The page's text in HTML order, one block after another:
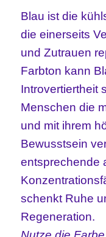
Blau ist die
die einerseits
und Zutrauen
Farbton kann
Introvertiertheit
Menschen die
und mit ihrem
Bewusstsein
entsprechende
schenkt Ruhe
Regeneration.